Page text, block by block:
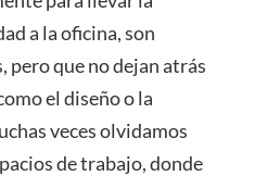
a la oficina, son
que no dejan atrás
el diseño o la
veces olvidamos
de trabajo, donde